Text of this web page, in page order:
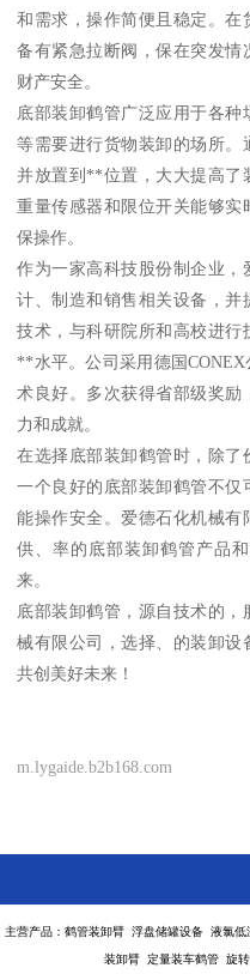
和需求，操作简便且稳定。
备有紧急拉断阀，保在突发情
财产安全。
底部装卸鹤管广泛应用于各
等需要进行货物装卸的场所。
并放置到**位置，大大提高了
重量传感器和限位开关能够实
保操作。
作为一家高科技股份制企业
计、制造和销售相关设备，
技术，与科研院所和高校进行
**水平。公司采用德国
术良好。多次获得省部级奖励
力和成就。
在选择底部装卸鹤管时，除了
一个良好的底部装卸鹤管不仅
能操作安全。爱德石化机械有
供、率的底部装卸鹤管产品
来。
底部装卸鹤管，源自技术的
械有限公司，选择、的装卸设
共创美好未来！
m.lygaide.b2b168.com
主营产品：鹤管装卸臂 浮盘储罐设备 液氯
装卸臂 定量装车鹤管 旋